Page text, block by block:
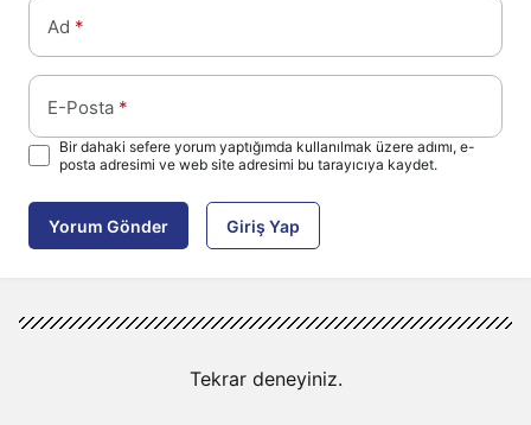
Ad *
E-Posta *
Bir dahaki sefere yorum yaptığımda kullanılmak üzere adımı, e-
posta adresimi ve web site adresimi bu tarayıcıya kaydet.
Yorum Gönder Giriş Yap
Tekrar deneyiniz.